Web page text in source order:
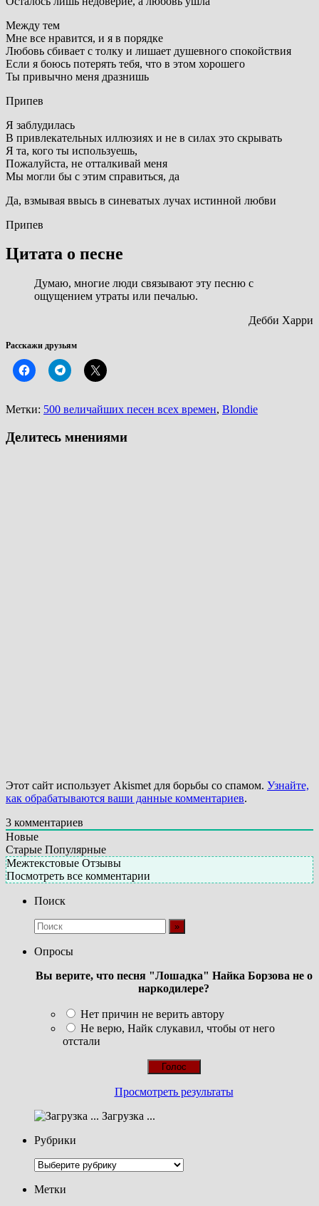
Между тем
Мне все нравится, и я в порядке
Любовь сбивает с толку и лишает душевного спокойствия
Если я боюсь потерять тебя, что в этом хорошего
Ты привычно меня дразнишь
Припев
Я заблудилась
В привлекательных иллюзиях и не в силах это скрывать
Я та, кого ты используешь,
Пожалуйста, не отталкивай меня
Мы могли бы с этим справиться, да
Да, взмывая ввысь в синеватых лучах истинной любви
Припев
Цитата о песне
Думаю, многие люди связывают эту песню с
ощущением утраты или печалью.
Дебби Харри
Расскажи друзьям
Метки: 500 величайших песен всех времен, Blondie
Делитесь мнениями
Этот сайт использует Akismet для борьбы со спамом. Узнайте,
как обрабатываются ваши данные комментариев.
3 комментариев
Новые
Старые Популярные
Межтекстовые Отзывы
Посмотреть все комментарии
Поиск
Опросы
Вы верите, что песня "Лошадка" Найка Борзова не о
наркодилере?
Нет причин не верить автору
Не верю, Найк слукавил, чтобы от него
отстали
Просмотреть результаты
Загрузка ...
Рубрики
Рубрики
Метки